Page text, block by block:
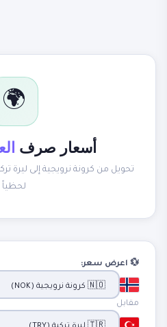
🌍
أسعار صرف
تحويل من كرونة نرويجية إلى
لحظياً
💱 اعرض سعر:
مقابل